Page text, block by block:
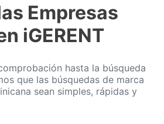
Empresas
iGERENT
hasta la búsqueda
que las búsquedas de marca
sean simples, rápidas y